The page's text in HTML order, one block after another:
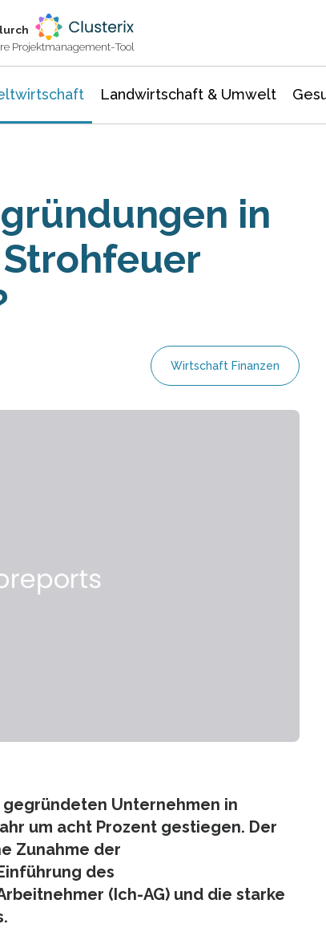
Projektmanagement-Tool
Landwirtschaft & Umwelt
in
Wirtschaft Finanzen
gegründeten Unternehmen in
um acht Prozent gestiegen. Der
Zunahme der
des
(Ich-AG) und die starke